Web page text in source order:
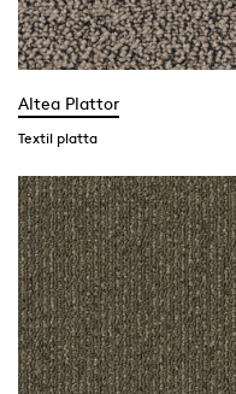
Altea Plattor
Textil platta